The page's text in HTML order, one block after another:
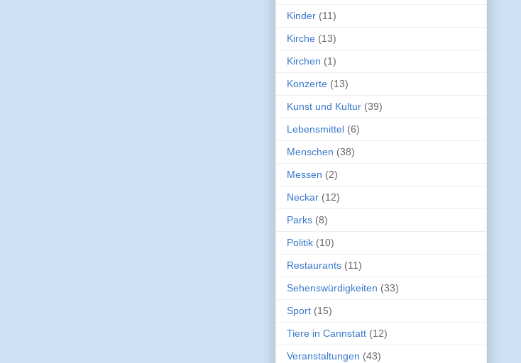
Kinder (11)
Kirche (13)
Kirchen (1)
Konzerte (13)
Kunst und Kultur (39)
Lebensmittel (6)
Menschen (38)
Messen (2)
Neckar (12)
Parks (8)
Politik (10)
Restaurants (11)
Sehenswürdigkeiten (33)
Sport (15)
Tiere in Cannstatt (12)
Veranstaltungen (43)